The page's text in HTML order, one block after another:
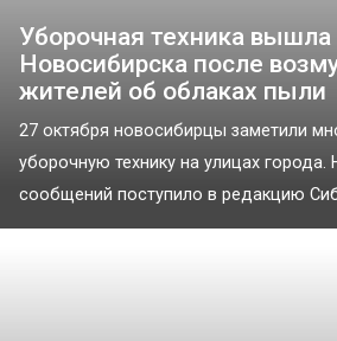
Уборочная техника
Новосибирска после
жителей об облаках пыли
27 октября новосибирцы заметили
уборочную технику на улицах города.
сообщений поступило в редакцию